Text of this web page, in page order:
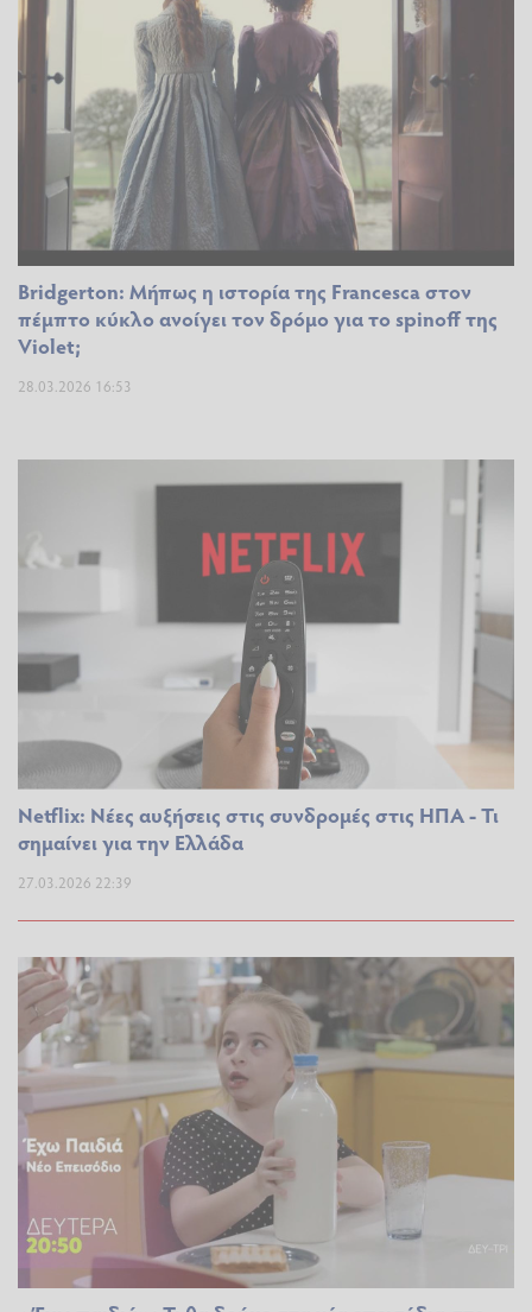
Bridgerton: Μήπως η ιστορία της Francesca στον
πέμπτο κύκλο ανοίγει τον δρόμο για το spinoff της
Violet;
28.03.2026 16:53
Netflix: Νέες αυξήσεις στις συνδρομές στις ΗΠΑ - Τι
σημαίνει για την Ελλάδα
27.03.2026 22:39